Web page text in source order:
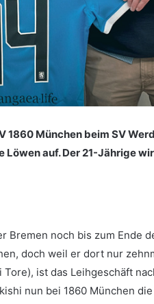
1860 München beim SV
auf. Der 21-Jährige
Bremen noch bis zum Ende
doch weil er dort nur
ist das Leihgeschäft
nun bei 1860 München